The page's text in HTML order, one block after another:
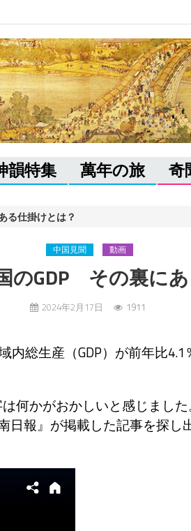
韻特集 萬年の旅 奇
る仕掛けとは？
中国見聞 動画
のGDP その裏に
2024年2月17日 1911
総生産（GDP）が前年比4.1
何かがおかしいと感じました
日報』が掲載した記事を探し